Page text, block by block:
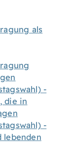
als
-
die in
-
lebenden